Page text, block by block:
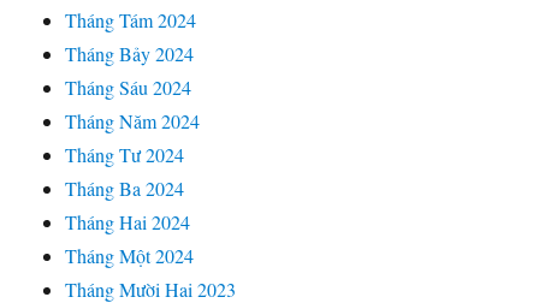
Tháng Tám 2024
Tháng Bảy 2024
Tháng Sáu 2024
Tháng Năm 2024
Tháng Tư 2024
Tháng Ba 2024
Tháng Hai 2024
Tháng Một 2024
Tháng Mười Hai 2023